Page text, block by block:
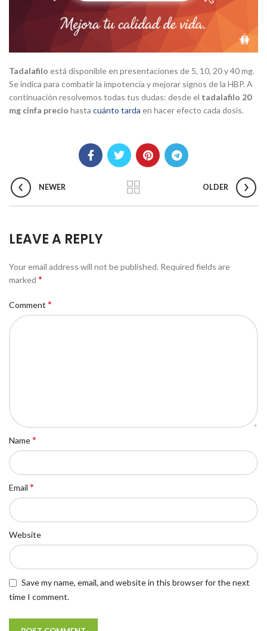
Tadalafilo está disponible en presentaciones de 5, 10, 20 y 40 mg.
Se indica para combatir la impotencia y mejorar signos de la HBP. A
continuación resolvemos todas tus dudas: desde el tadalafilo 20
mg cinfa precio hasta cuánto tarda en hacer efecto cada dosis.
NEWER OLDER
LEAVE A REPLY
Your email address will not be published. Required fields are
marked *
Comment *
Name*
Email *
Website
Save my name, email, and website in this browser for the next
time I comment.